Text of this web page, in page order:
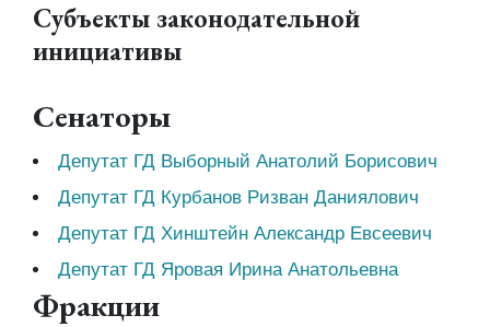
Субъекты законодательной
инициативы
Сенаторы
Депутат ГД Выборный Анатолий Борисович
Депутат ГД Курбанов Ризван Даниялович
Депутат ГД Хинштейн Александр Евсеевич
Депутат ГД Яровая Ирина Анатольевна
Фракции